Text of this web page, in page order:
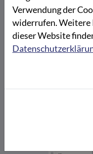
Anpassungen der
Trimmen sowie die
durch Upload einer
hinzuzufügen.
Eine Anleitung der
hierzu finden.
Verwendung der
widerrufen. Weitere
dieser Website